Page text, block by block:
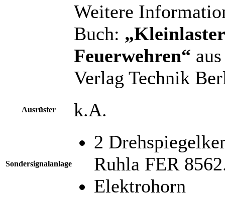
Weitere
Buch:
Feuerwehren“
Verlag Technik
Ausrüster k.A.
Sondersignalanlage
2
Ruhla FER
Elektrohorn